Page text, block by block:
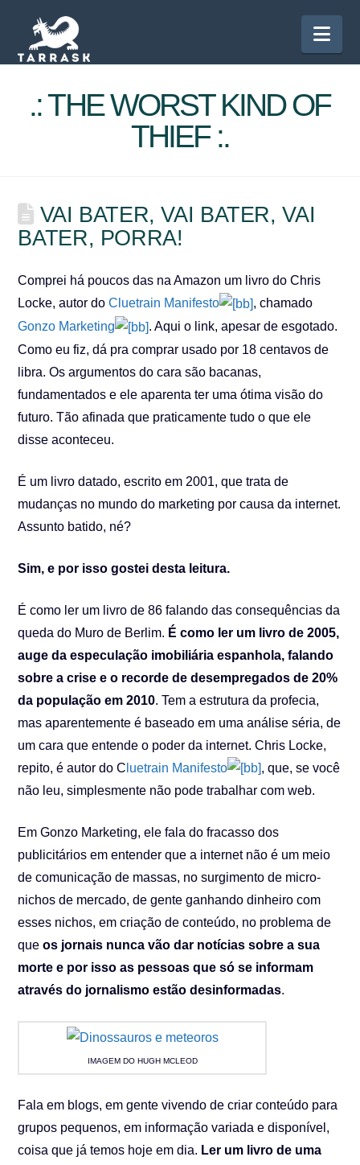
.: THE WORST KIND OF
THIEF :.
VAI BATER, VAI BATER, VAI
BATER, PORRA!
Comprei há poucos das na Amazon um livro do Chris
Locke, autor doCluetrain Manifesto
, chamado
Gonzo Marketing
. Aqui o link, apesar de esgotado.
Como eu fiz, dá pra comprar usado por 18 centavos de
libra. Os argumentos do cara são bacanas,
fundamentados e ele aparenta ter uma ótima visão do
futuro. Tão afinada que praticamente tudo o que ele
disse aconteceu.
É um livro datado, escrito em 2001, que trata de
mudanças no mundo do marketing por causa da internet.
Assunto batido, né?
Sim, e por isso gostei desta leitura.
É como ler um livro de 86 falando das consequências da
queda do Muro de Berlim. É como ler um livro de 2005,
auge da especulação imobiliária espanhola, falando
sobre a crise e o recorde de desempregados de 20%
da população em 2010. Tem a estrutura da profecia,
mas aparentemente é baseado em uma análise séria, de
um cara que entende o poder da internet. Chris Locke,
repito, é autor do C luetrain Manifesto
, que, se você
não leu, simplesmente não pode trabalhar com web.
Em Gonzo Marketing, ele fala do fracasso dos
publicitários em entender que a internet não é um meio
de comunicação de massas, no surgimento de micro-
nichos de mercado, de gente ganhando dinheiro com
esses nichos, em criação de conteúdo, no problema de
queos jornais nunca vão dar notícias sobre a sua
morte e por isso as pessoas que só se informam
através do jornalismo estão desinformadas.
IMAGEM DO HUGH MCLEOD
Fala em blogs, em gente vivendo de criar conteúdo para
grupos pequenos, em informação variada e disponível,
coisa que já temos hoje em dia. Ler um livro de uma